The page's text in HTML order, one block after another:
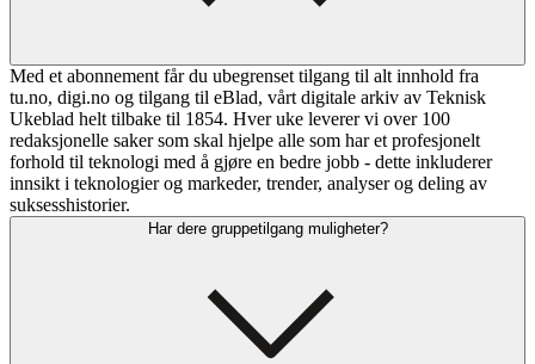
Med et abonnement får du ubegrenset tilgang til alt innhold fra
tu.no, digi.no og tilgang til eBlad, vårt digitale arkiv av Teknisk
Ukeblad helt tilbake til 1854. Hver uke leverer vi over 100
redaksjonelle saker som skal hjelpe alle som har et profesjonelt
forhold til teknologi med å gjøre en bedre jobb - dette inkluderer
innsikt i teknologier og markeder, trender, analyser og deling av
suksesshistorier.
Har dere gruppetilgang muligheter?